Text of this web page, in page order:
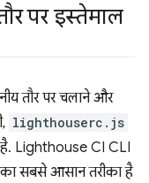
पर इस्तेमाल
तौर पर चलाने और
lighthouserc.js
है. Lighthouse CI CLI
का सबसे आसान तरीका है